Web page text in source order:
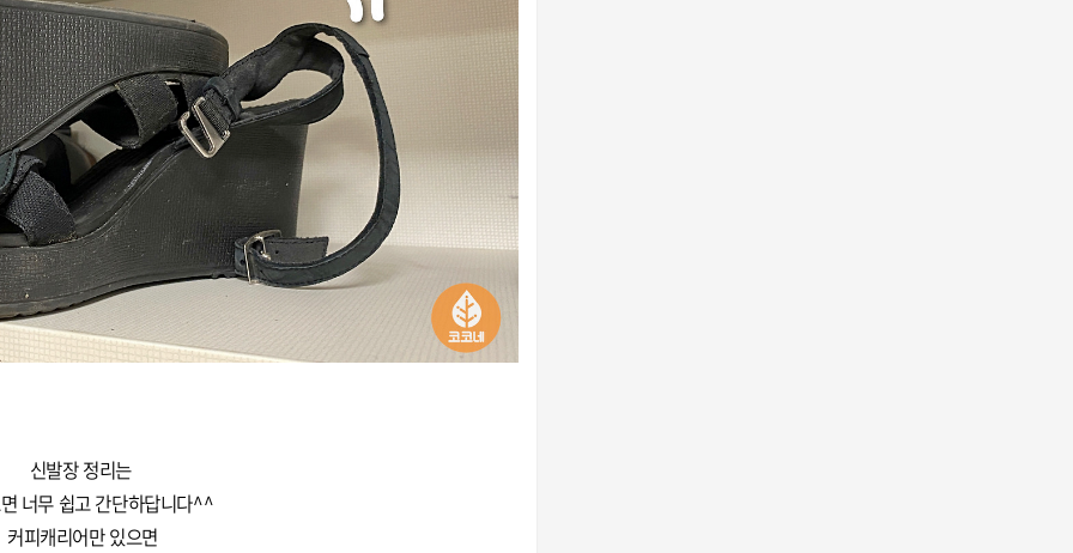
신발장 정리는
너무 쉽고 간단하답니다^^
커피캐리어만 있으면